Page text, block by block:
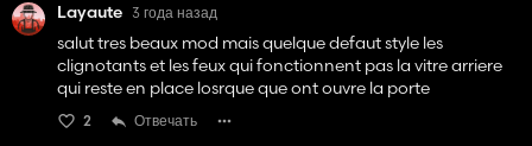
Layaute 3 года назад
salut tres beaux mod mais quelque defaut style les
clignotants et les feux qui fonctionnent pas la vitre arriere
qui reste en place losrque que ont ouvre la porte
2 Отвечать